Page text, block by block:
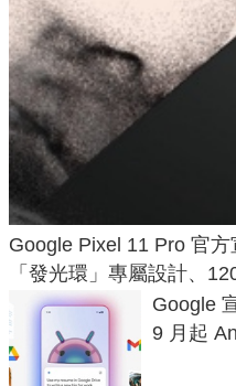
Google Pixel 11 Pro 官
「發光環」專屬設計、
Google
9 月起